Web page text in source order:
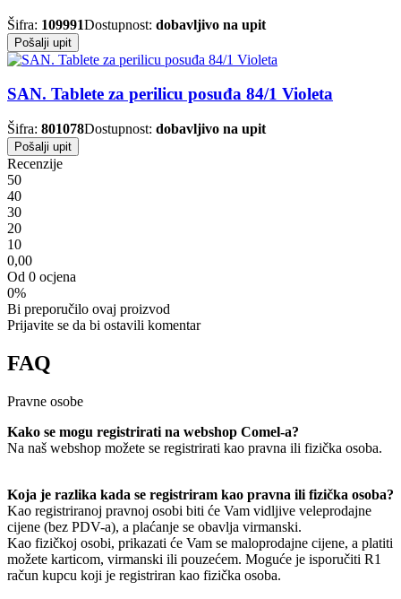
Šifra: 109991Dostupnost: dobavljivo na upit
Pošalji upit
SAN. Tablete za perilicu posuđa 84/1 Violeta
Šifra: 801078Dostupnost: dobavljivo na upit
Pošalji upit
Recenzije
50
40
30
20
10
0,00
Od 0 ocjena
0%
Bi preporučilo ovaj proizvod
Prijavite se da bi ostavili komentar
FAQ
Pravne osobe
Kako se mogu registrirati na webshop Comel-a?
Na naš webshop možete se registrirati kao pravna ili fizička osoba.
Koja je razlika kada se registriram kao pravna ili fizička osoba?
Kao registriranoj pravnoj osobi biti će Vam vidljive veleprodajne
cijene (bez PDV-a), a plaćanje se obavlja virmanski.
Kao fizičkoj osobi, prikazati će Vam se maloprodajne cijene, a platiti
možete karticom, virmanski ili pouzećem. Moguće je isporučiti R1
račun kupcu koji je registriran kao fizička osoba.